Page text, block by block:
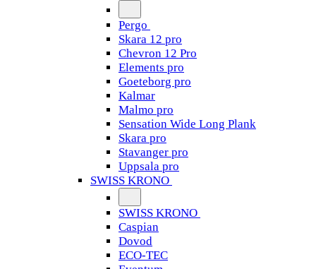
Pergo
Skara 12 pro
Chevron 12 Pro
Elements pro
Goeteborg pro
Kalmar
Malmo pro
Sensation Wide Long Plank
Skara pro
Stavanger pro
Uppsala pro
SWISS KRONO
SWISS KRONO
Caspian
Dovod
ECO-TEC